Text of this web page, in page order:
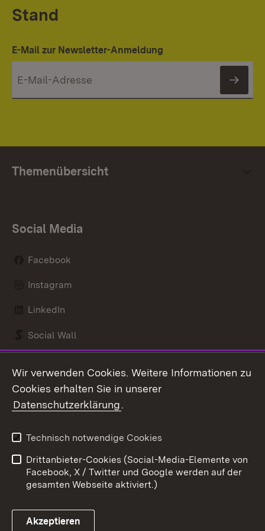
Stand
E-Mail zur Newsletter-Anmeldung
Themenübersicht
Social Media
Facebook
Instagram
LinkedIn
Social Wall
Link zum Landesportal
Kontakt
Barrierefreiheit
Impressum
Cookies
Wir verwenden Cookies. Weitere Informationen zu
Cookies erhalten Sie in unserer
Datenschutzerklärung.
Technisch notwendige Cookies
Drittanbieter-Cookies (Social-Media-Elemente von
Facebook, X / Twitter und Google werden auf der
gesamten Webseite aktiviert.)
Akzeptieren